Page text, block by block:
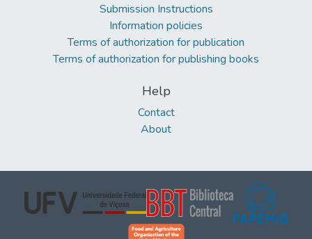
Submission Instructions
Information policies
Terms of authorization for publication
Terms of authorization for publishing books
Help
Contact
About